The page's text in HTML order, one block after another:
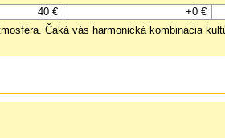
40 €
+0 €
Čaká vás harmonická kombinácia